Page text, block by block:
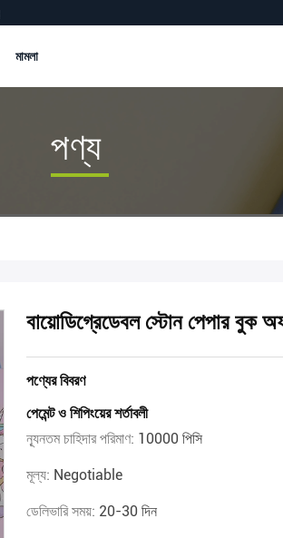
মামলা
পণ্য
বায়োডিগ্রেডেবল স্টোন পেপার বুক
পণ্যের বিবরণ
পেমেন্ট ও শিপিংয়ের শর্তাবলী
ন্যূনতম চাহিদার পরিমাণ: 10000 পিসি
মূল্য: Negotiable
ডেলিভারি সময়: 20-30 দিন